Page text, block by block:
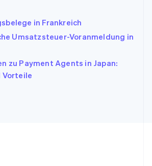
in Frankreich
Umsatzsteuer-Voranmeldung in
zu Payment Agents in Japan: